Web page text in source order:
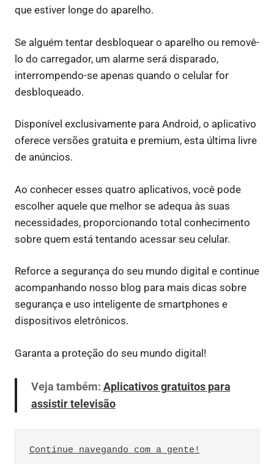
que estiver longe do aparelho.
Se alguém tentar desbloquear o aparelho ou removê-
lo do carregador, um alarme será disparado,
interrompendo-se apenas quando o celular for
desbloqueado.
Disponível exclusivamente para Android, o aplicativo
oferece versões gratuita e premium, esta última livre
de anúncios.
Ao conhecer esses quatro aplicativos, você pode
escolher aquele que melhor se adequa às suas
necessidades, proporcionando total conhecimento
sobre quem está tentando acessar seu celular.
Reforce a segurança do seu mundo digital e continue
acompanhando nosso blog para mais dicas sobre
segurança e uso inteligente de smartphones e
dispositivos eletrônicos.
Garanta a proteção do seu mundo digital!
Veja também: Aplicativos gratuitos para
assistir televisão
Continue navegando com a gente!